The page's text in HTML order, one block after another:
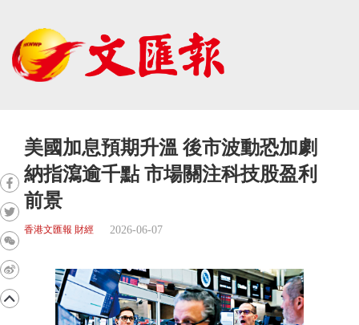
美國加息預期升溫 後市波動恐加劇
納指瀉逾千點 市場關注科技股盈利
前景
香港文匯報 財經 2026-06-07